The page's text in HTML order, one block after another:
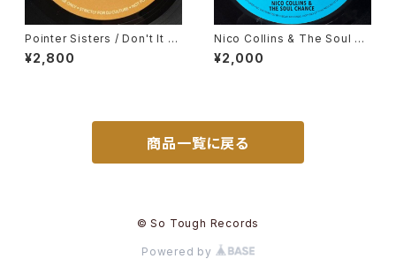
Pointer Sisters / Don't It Dr
ive You Crazy, Gene Chand
ler / In My Body's House
¥2,800
Nico Collins & The Soul Ch
ance / Why Wait
¥2,000
商品一覧に戻る
© So Tough Records
Powered by